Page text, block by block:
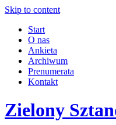
Skip to content
Start
O nas
Ankieta
Archiwum
Prenumerata
Kontakt
Zielony